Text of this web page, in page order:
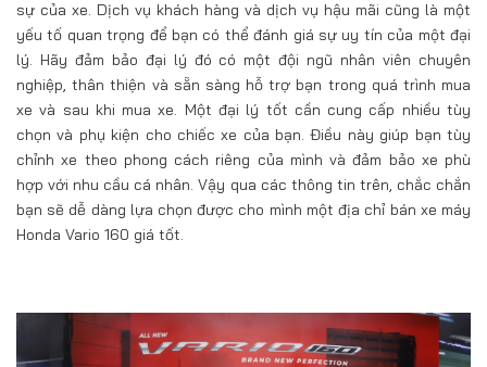
sự của xe. Dịch vụ khách hàng và dịch vụ hậu mãi cũng là một
yếu tố quan trọng để bạn có thể đánh giá sự uy tín của một đại
lý. Hãy đảm bảo đại lý đó có một đội ngũ nhân viên chuyên
nghiệp, thân thiện và sẵn sàng hỗ trợ bạn trong quá trình mua
xe và sau khi mua xe. Một đại lý tốt cần cung cấp nhiều tùy
chọn và phụ kiện cho chiếc xe của bạn. Điều này giúp bạn tùy
chỉnh xe theo phong cách riêng của mình và đảm bảo xe phù
hợp với nhu cầu cá nhân. Vậy qua các thông tin trên, chắc chắn
bạn sẽ dễ dàng lựa chọn được cho mình một địa chỉ bán xe máy
Honda Vario 160 giá tốt.